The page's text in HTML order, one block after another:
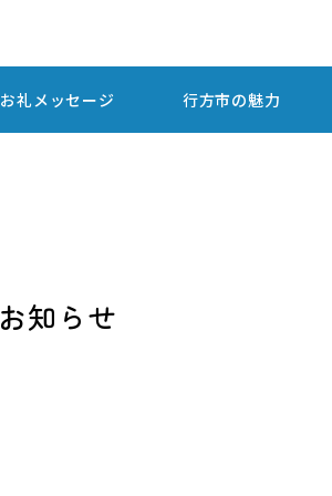
お礼メッセージ 行方市の魅力
お知らせ